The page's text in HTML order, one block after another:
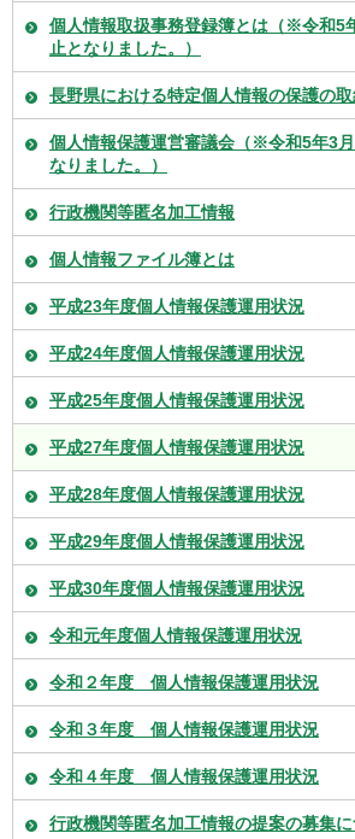
個人情報取扱事務登録簿とは（※令和5
止となりました。）
長野県における特定個人情報の保護の取
個人情報保護運営審議会（※令和5年3
なりました。）
行政機関等匿名加工情報
個人情報ファイル簿とは
平成23年度個人情報保護運用状況
平成24年度個人情報保護運用状況
平成25年度個人情報保護運用状況
平成27年度個人情報保護運用状況
平成28年度個人情報保護運用状況
平成29年度個人情報保護運用状況
平成30年度個人情報保護運用状況
令和元年度個人情報保護運用状況
令和２年度 個人情報保護運用状況
令和３年度 個人情報保護運用状況
令和４年度 個人情報保護運用状況
行政機関等匿名加工情報の提案の募集